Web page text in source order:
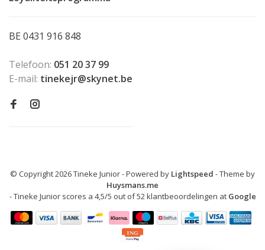
BE 0431 916 848
Telefoon: 051 20 37 99
E-mail: tinekejr@skynet.be
© Copyright 2026 Tineke Junior- Powered by Lightspeed - Theme by
Huysmans.me
-Tineke Junior scores a 4,5/5 out of52klantbeoordelingen at Google